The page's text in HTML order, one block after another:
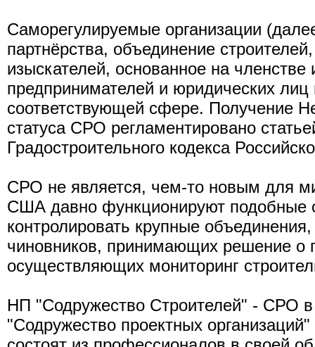
Саморегулируемые организации
партнёрства, объединение
изыскателей, основанное на
предпринимателей и юридических
соответствующей сфере. Получение
статуса СРО регламентировано
Градостроительного кодекса
СРО не является, чем-то новым для
США давно функционируют подобные
контролировать крупные
чиновников, принимающих решение о
осуществляющих мониторинг
НП "Содружество Строителей" - СРО в
"Содружество проектных